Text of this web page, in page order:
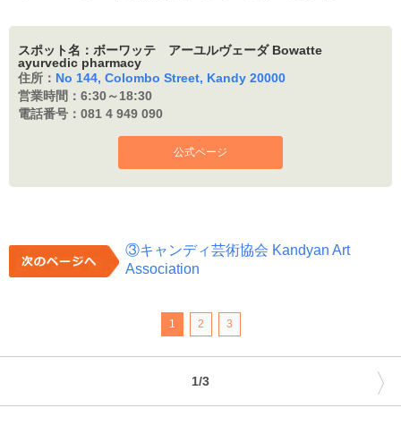
スポット名：ボーワッテ アーユルヴェーダ Bowatte
ayurvedic pharmacy
住所： No 144, Colombo Street, Kandy 20000
営業時間： 6:30～18:30
電話番号： 081 4 949 090
公式ページ
③キャンディ芸術協会 Kandyan Art
Association
1 2 3
1/3 〉